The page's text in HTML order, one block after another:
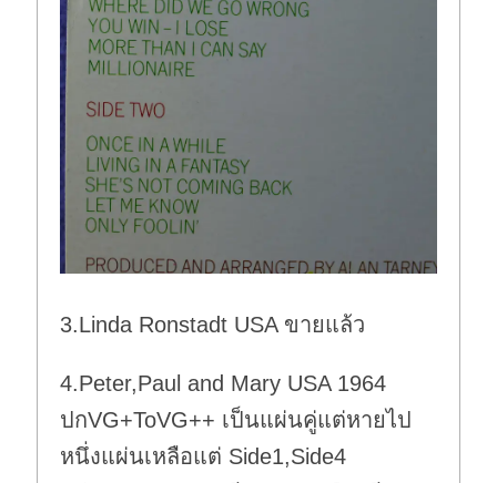
3.Linda Ronstadt USA ขายแล้ว
4.Peter,Paul and Mary USA 1964
ปกVG+ToVG++ เป็นแผ่นคู่แต่หายไป
หนึ่งแผ่นเหลือแต่ Side1,Side4